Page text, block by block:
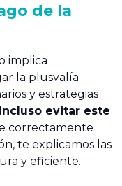
de la
implica
la plusvalía
y estrategias
evitar este
correctamente
te explicamos las
y eficiente.